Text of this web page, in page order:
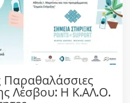
Παραθαλάσσιες
Λέσβου: Η Κ.ΑΛ.Ο.